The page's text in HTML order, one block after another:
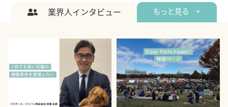
業界人インタビュー もっと見る +